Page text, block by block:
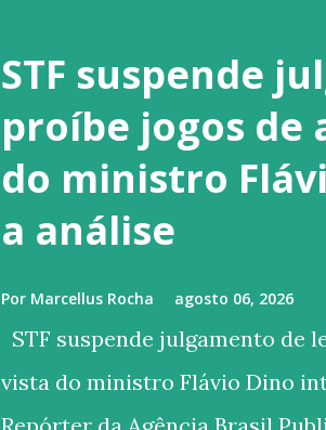
STF suspende
proíbe jogos de
do ministro
a análise
Por Marcellus Rocha agosto 06, 2026
STF suspende julgamento de
vista do ministro Flávio Dino